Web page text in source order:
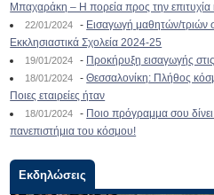
Μπαχαράκη – Η πορεία προς την επιτυχία
22/01/2024 - Εισαγωγή μαθητών/τριών
Εκκλησιαστικά Σχολεία 2024-25
19/01/2024 - Προκήρυξη εισαγωγής
18/01/2024 -Θεσσαλονίκη: Πλήθος
Ποιες εταιρείες ήταν
18/01/2024 - Ποιο πρόγραμμα σου
πανεπιστήμια του κόσμου!
Εκδηλώσεις